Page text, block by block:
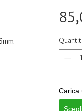
Carica